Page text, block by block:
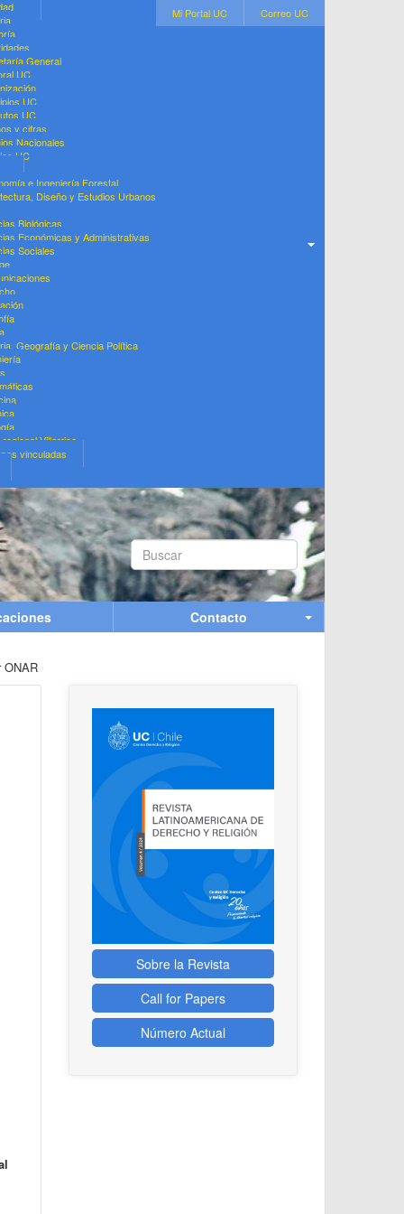
Mi Portal UC Correo UC
General
UC
UC
UC
y cifras
Nacionales
UC
e Ingeniería Forestal
Diseño y Estudios Urbanos
Biológicas
Económicas y Administrativas
Sociales
Geografía y Ciencia Política
Villarrica
vinculadas
Buscar...
Contacto
ONAR
Sobre la Revista
Call for Papers
Número Actual